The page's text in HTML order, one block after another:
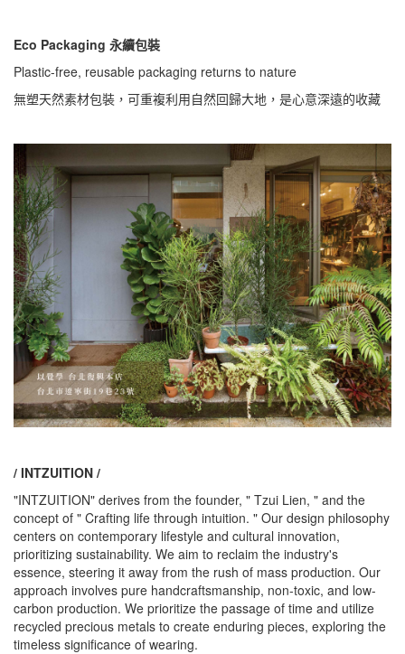
Eco Packaging 永續包裝
Plastic-free, reusable packaging returns to nature
無塑天然素材包裝，可重複利用自然回歸大地，是心意深遠的收藏
/ INTZUITION /
"INTZUITION" derives from the founder, " Tzui Lien, " and the
concept of " Crafting life through intuition. " Our design philosophy
centers on contemporary lifestyle and cultural innovation,
prioritizing sustainability. We aim to reclaim the industry's
essence, steering it away from the rush of mass production. Our
approach involves pure handcraftsmanship, non-toxic, and low-
carbon production. We prioritize the passage of time and utilize
recycled precious metals to create enduring pieces, exploring the
timeless significance of wearing.